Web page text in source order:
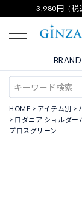
3,980円（税
BRAND
HOME アイテム別
ロダニア ショルダー
プロスグリーン